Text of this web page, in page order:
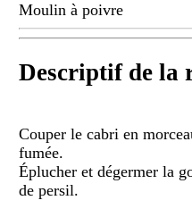
Moulin à poivre
Descriptif de la
Couper le cabri en
fumée.
Éplucher et dégermer la
de persil.